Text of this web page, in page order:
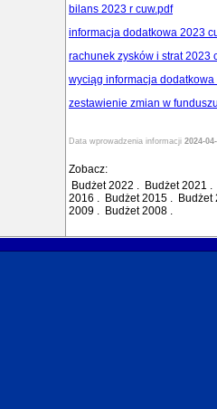
bilans 2023 r cuw.pdf
informacja dodatkowa 2023
rachunek zysków i strat 2023
wyciąg informacja dodatkowa
zestawienie zmian w
Data wprowadzenia informacji 2024-
Zobacz:
Budżet 2022 . Budżet 2021 .
2016 . Budżet 2015 . Budżet
2009 . Budżet 2008 .